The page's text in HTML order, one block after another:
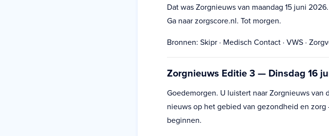
Dat was Zorgnieuws van maandag 15 juni
Ga naar zorgscore.nl. Tot morgen.
Bronnen: Skipr · Medisch Contact · VWS ·
Zorgnieuws Editie 3 — Dinsdag 16
Goedemorgen. U luistert naar Zorgnieuws
nieuws op het gebied van gezondheid en
beginnen.